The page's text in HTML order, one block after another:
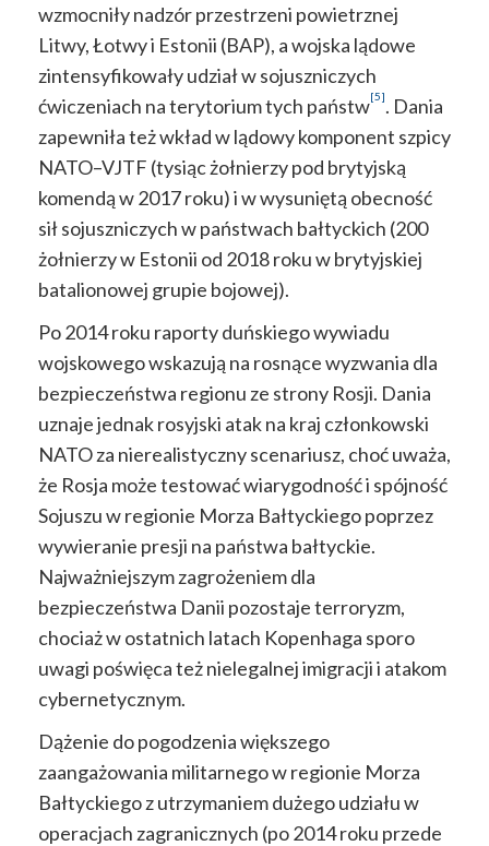
wzmocniły nadzór przestrzeni powietrznej
Litwy, Łotwy i Estonii (BAP), a wojska lądowe
zintensyfikowały udział w sojuszniczych
ćwiczeniach na terytorium tych państw[5]. Dania
zapewniła też wkład w lądowy komponent szpicy
NATO–VJTF (tysiąc żołnierzy pod brytyjską
komendą w 2017 roku) i w wysuniętą obecność
sił sojuszniczych w państwach bałtyckich (200
żołnierzy w Estonii od 2018 roku w brytyjskiej
batalionowej grupie bojowej).
Po 2014 roku raporty duńskiego wywiadu
wojskowego wskazują na rosnące wyzwania dla
bezpieczeństwa regionu ze strony Rosji. Dania
uznaje jednak rosyjski atak na kraj członkowski
NATO za nierealistyczny scenariusz, choć uważa,
że Rosja może testować wiarygodność i spójność
Sojuszu w regionie Morza Bałtyckiego poprzez
wywieranie presji na państwa bałtyckie.
Najważniejszym zagrożeniem dla
bezpieczeństwa Danii pozostaje terroryzm,
chociaż w ostatnich latach Kopenhaga sporo
uwagi poświęca też nielegalnej imigracji i atakom
cybernetycznym.
Dążenie do pogodzenia większego
zaangażowania militarnego w regionie Morza
Bałtyckiego z utrzymaniem dużego udziału w
operacjach zagranicznych (po 2014 roku przede